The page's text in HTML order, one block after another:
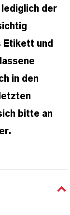
der
Etikett und
in den
bitte an